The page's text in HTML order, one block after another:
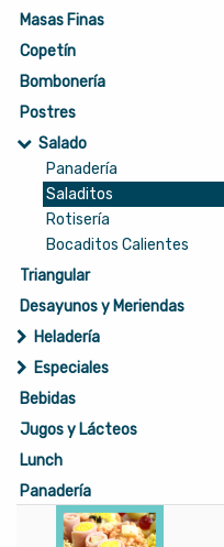
Masas Finas
Copetín
Bombonería
Postres
Salado
Panadería
Saladitos
Rotisería
Bocaditos Calientes
Triangular
Desayunos y Meriendas
Heladería
Especiales
Bebidas
Jugos y Lácteos
Lunch
Panadería